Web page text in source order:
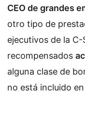
CEO de grandes
otro tipo de
ejecutivos de la C-
recompensados
alguna clase de
no está incluido